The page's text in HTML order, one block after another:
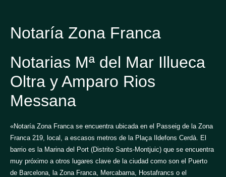
Notaría Zona Franca
Notarias Mª del Mar Illueca
Oltra y Amparo Rios
Messana
«Notaría Zona Franca se encuentra ubicada en el Passeig de la Zona
Franca 219, local, a escasos metros de la Plaça Ildefons Cerdà. El
barrio es la Marina del Port (Distrito Sants-Montjuic) que se encuentra
muy próximo a otros lugares clave de la ciudad como son el Puerto
de Barcelona, la Zona Franca, Mercabarna, Hostafrancs o el